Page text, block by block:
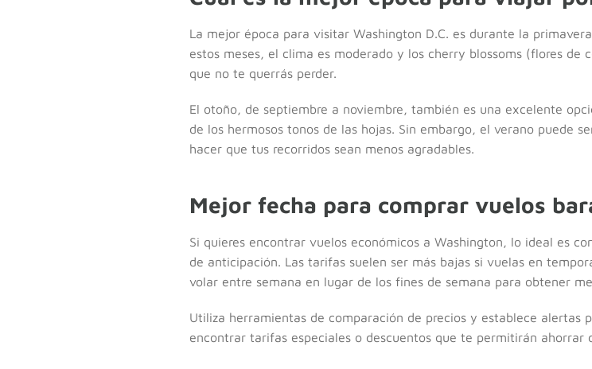
La mejor época para visitar Washington D.C. es durante la
estos meses, el clima es moderado y los cherry blossoms (flores de
que no te querrás perder.
El otoño, de septiembre a noviembre, también es una excelente
de los hermosos tonos de las hojas. Sin embargo, el verano puede
hacer que tus recorridos sean menos agradables.
Mejor fecha para comprar vuelos
Si quieres encontrar vuelos económicos a Washington, lo ideal es
de anticipación. Las tarifas suelen ser más bajas si vuelas en
volar entre semana en lugar de los fines de semana para obtener
Utiliza herramientas de comparación de precios y establece alertas
encontrar tarifas especiales o descuentos que te permitirán ahorrar